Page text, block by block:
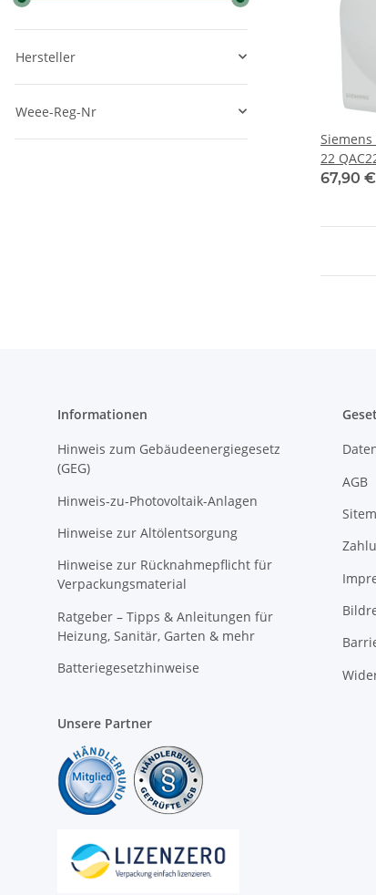
22
67,90 €
Hersteller
Weee-Reg-Nr
Informationen
Hinweis zum Gebäudeenergiegesetz
(GEG)
Hinweis-zu-Photovoltaik-Anlagen
Hinweise zur Altölentsorgung
Hinweise zur Rücknahmepflicht für
Verpackungsmaterial
Ratgeber – Tipps & Anleitungen für
Heizung, Sanitär, Garten & mehr
Batteriegesetzhinweise
AGB
Unsere Partner